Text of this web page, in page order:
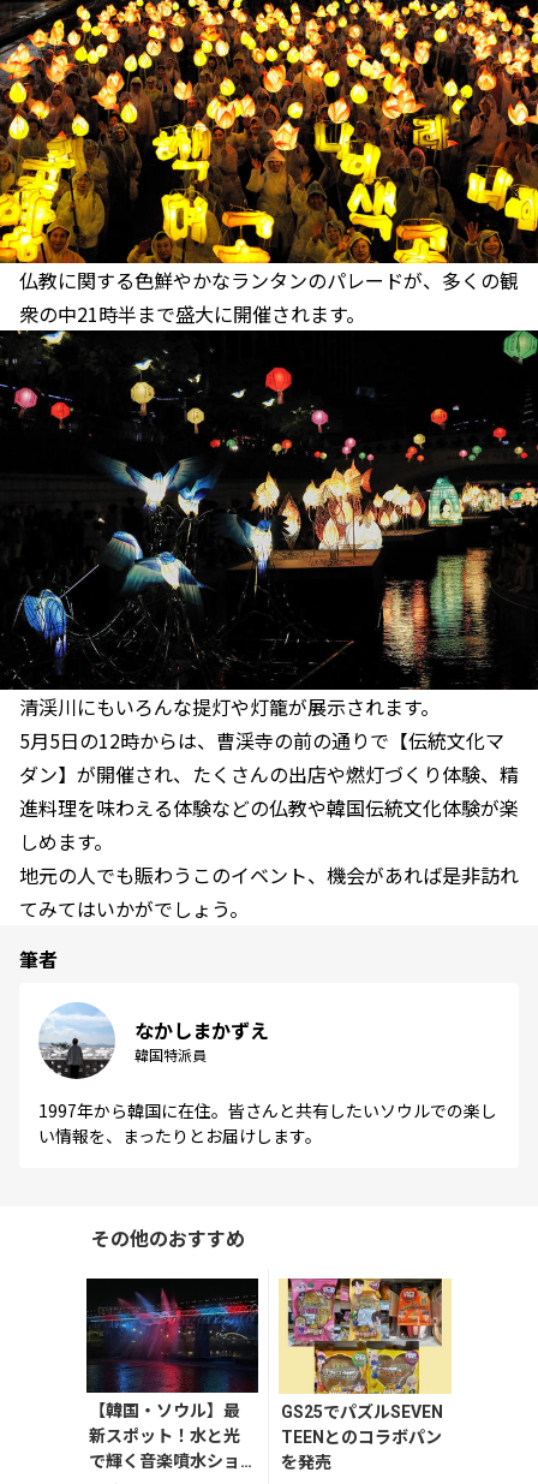
仏教に関する色鮮やかなランタンのパレードが、多くの観
衆の中21時半まで盛大に開催されます。
清渓川にもいろんな提灯や灯籠が展示されます。
5月5日の12時からは、曹渓寺の前の通りで【伝統文化マ
ダン】が開催され、たくさんの出店や燃灯づくり体験、精
進料理を味わえる体験などの仏教や韓国伝統文化体験が楽
しめます。
地元の人でも賑わうこのイベント、機会があれば是非訪れ
てみてはいかがでしょう。
筆者
なかしまかずえ
韓国特派員
1997年から韓国に在住。皆さんと共有したいソウルでの楽し
い情報を、まったりとお届けします。
その他のおすすめ
【韓国・ソウル】最
新スポット！水と光
で輝く音楽噴水ショ
GS25でパズルSEVEN
TEENとのコラボパン
を発売